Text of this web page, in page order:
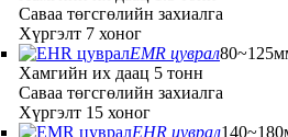
Саваа төгсгөлийн захиалга
Хүргэлт 7 хоног
EMR цуврал
Хамгийн их даац 5 тонн
Саваа төгсгөлийн захиалга
Хүргэлт 15 хоног
EHR цуврал